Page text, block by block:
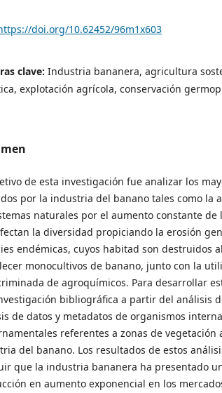
doi.org/10.62452/96m1x603
clave: Industria bananera, agricultura
explotación agrícola, conservación
de esta investigación fue analizar los
por la industria del banano tales como la
naturales por el aumento constante de
la diversidad propiciando la erosión
endémicas, cuyos habitad son destruidos
monocultivos de banano, junto con la
de agroquímicos. Para desarrollar
bibliográfica a partir del análisis
de datos y metadatos de organismos
referentes a zonas de vegetación
del banano. Los resultados de estos
que la industria bananera ha presentado
en aumento exponencial en los